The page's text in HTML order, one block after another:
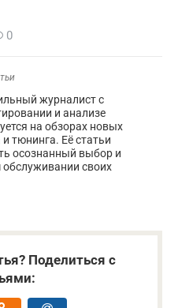
0
журналист с
и анализе
на обзорах новых
тюнинга. Её статьи
осознанный выбор и
обслуживании своих
Поделиться с